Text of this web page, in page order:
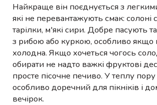
Найкраще він поєднується з
які не перевантажують смак: солоні
тарілки, м'які сири. Добре пасують
з рибою або куркою, особливо якщо
холодна. Якщо хочеться чогось
обирати не надто важкі фруктові
просте пісочне печиво. У теплу
особливо доречний для пікніків і
вечірок.